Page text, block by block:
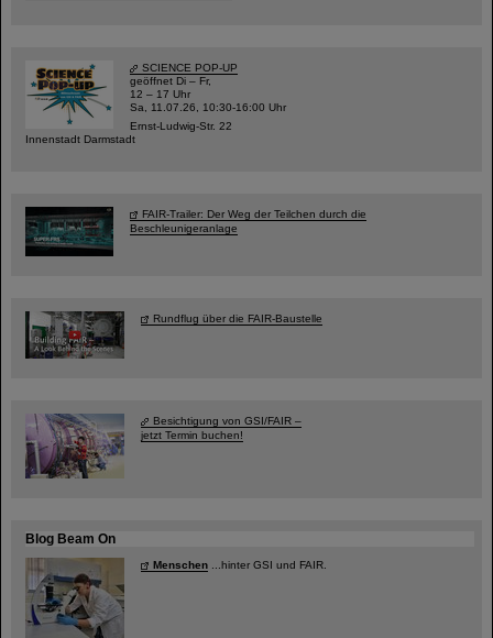
SCIENCE POP-UP
geöffnet Di – Fr,
12 – 17 Uhr
Sa, 11.07.26, 10:30-16:00 Uhr
Ernst-Ludwig-Str. 22
Innenstadt Darmstadt
FAIR-Trailer: Der Weg der Teilchen durch die
Beschleunigeranlage
Rundflug über die FAIR-Baustelle
Besichtigung von GSI/FAIR –
jetzt Termin buchen!
Blog Beam On
Menschen ...hinter GSI und FAIR.